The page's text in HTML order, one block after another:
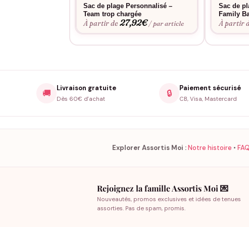
Sac de plage Personnalisé –
Team trop chargée
À partir de27,92€ / par article
Sac de
Family
À partir
🚚 Livraison gratuite
Dès 60€ d'achat
🔒 Paiement sécurisé
CB, Visa, Mastercard
Explorer Assortis Moi :Notre histoire • FAQ
Rejoignez la famille Assortis Moi 💌
Nouveautés, promos exclusives et idées de tenues
assorties. Pas de spam, promis.